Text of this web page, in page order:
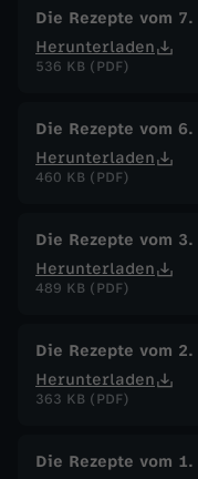
Die Rezepte vom
Herunterladen
536 KB (PDF)
Die Rezepte vom
Herunterladen
460 KB (PDF)
Die Rezepte vom
Herunterladen
489 KB (PDF)
Die Rezepte vom
Herunterladen
363 KB (PDF)
Die Rezepte vom